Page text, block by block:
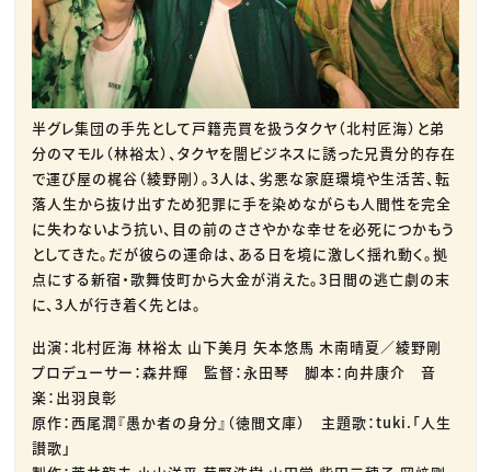
半グレ集団の手先として戸籍売買を扱うタクヤ（北村匠海）と弟
分のマモル（林裕太）、タクヤを闇ビジネスに誘った兄貴分的存在
で運び屋の梶谷（綾野剛）。3人は、劣悪な家庭環境や生活苦、転
落人生から抜け出すため犯罪に手を染めながらも人間性を完全
に失わないよう抗い、目の前のささやかな幸せを必死につかもう
としてきた。だが彼らの運命は、ある日を境に激しく揺れ動く。拠
点にする新宿・歌舞伎町から大金が消えた。3日間の逃亡劇の末
に、3人が行き着く先とは。
出演：北村匠海 林裕太 山下美月 矢本悠馬 木南晴夏／綾野剛
プロデューサー：森井輝 監督：永田琴 脚本：向井康介 音
楽：出羽良彰
原作：西尾潤『愚か者の身分』（徳間文庫） 主題歌：tuki.「人生
讃歌」